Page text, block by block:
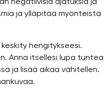
ja ylläpitää myönteistä
hengitykseesi.
Anna itsellesi lupa tuntea
ja lisää aikaa vähitellen.